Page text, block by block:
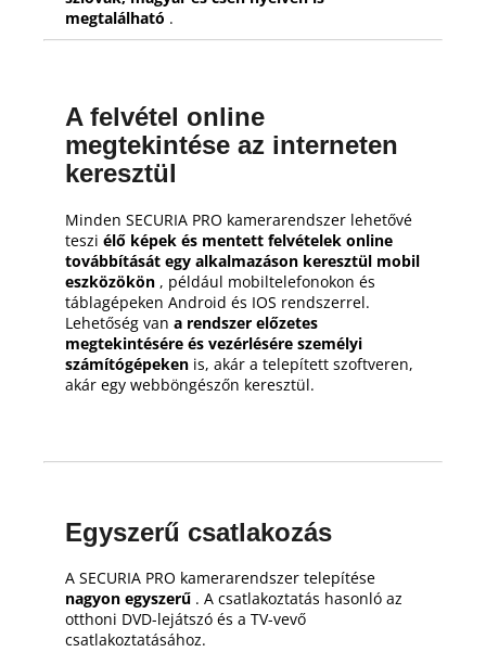
megtalálható .
A felvétel online
megtekintése az interneten
keresztül
Minden SECURIA PRO kamerarendszer lehetővé
teszi élő képek és mentett felvételek online
továbbítását egy alkalmazáson keresztül mobil
eszközökön , például mobiltelefonokon és
táblagépeken Android és IOS rendszerrel.
Lehetőség van a rendszer előzetes
megtekintésére és vezérlésére személyi
számítógépeken is, akár a telepített szoftveren,
akár egy webböngészőn keresztül.
Egyszerű csatlakozás
A SECURIA PRO kamerarendszer telepítése
nagyon egyszerű . A csatlakoztatás hasonló az
otthoni DVD-lejátszó és a TV-vevő
csatlakoztatásához.